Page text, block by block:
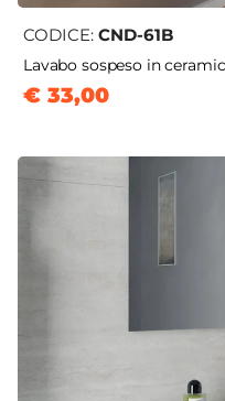
CODICE: CND-61B
Lavabo sospeso in
€ 33,00